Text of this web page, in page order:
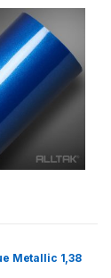
Metallic 1,38